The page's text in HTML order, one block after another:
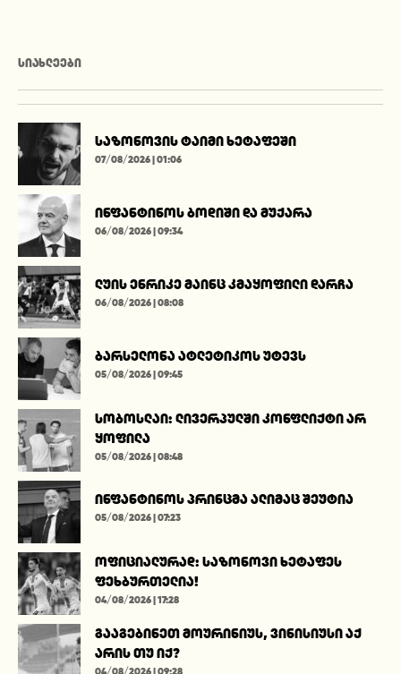
ᲡᲘᲐᲮᲚᲔᲔᲑᲘ
საზონოვის ტაიმი ხეტაფეში
07/08/2026 | 01:06
ინფანტინოს ბოდიში და მუქარა
06/08/2026 | 09:34
ლუის ენრიკე მაინც კმაყოფილი დარჩა
06/08/2026 | 08:08
ბარსელონა ატლეტიკოს უტევს
05/08/2026 | 09:45
სობოსლაი: ლივერპულში კონფლიქტი არ
ყოფილა
05/08/2026 | 08:48
ინფანტინოს პრინცმა ალიმაც შეუტია
05/08/2026 | 07:23
ოფიციალურად: საზონოვი ხეტაფეს
ფეხბურთელია!
04/08/2026 | 17:28
გააგებინეთ მოურინიუს, ვინისიუსი აქ
არის თუ იქ?